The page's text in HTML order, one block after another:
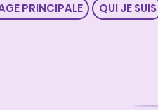
PRINCIPALE QUI JE SUIS